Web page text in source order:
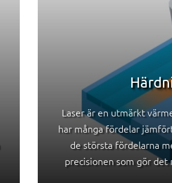
Laser är en utmärkt
har många fördelar
de största fördelarna
precisionen som gör